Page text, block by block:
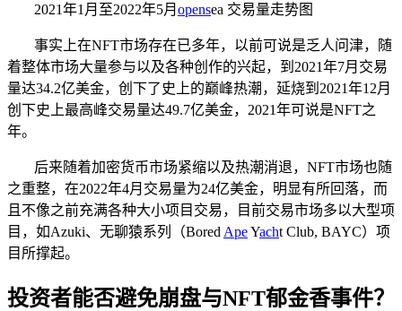
2021年1月至2022年5月 opensea 交易量走势图
事实上在NFT市场存在已多年，以前可说是乏人问津，随
着整体市场大量参与以及各种创作的兴起，到2021年7月交易
量达34.2亿美金，创下了史上的巅峰热潮，延烧到2021年12月
创下史上最高峰交易量达49.7亿美金，2021年可说是NFT之
年。
后来随着加密货币市场紧缩以及热潮消退，NFT市场也随
之重整，在2022年4月交易量为24亿美金，明显有所回落，而
且不像之前充满各种大小项目交易，目前交易市场多以大型项
目，如Azuki、无聊猿系列（Bored ApeYacht Club, BAYC）项
目所撑起。
投资者能否避免崩盘与NFT郁金香事件？